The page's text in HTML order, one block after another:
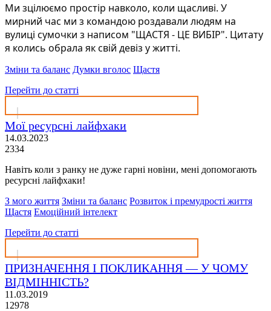
Ми зцілюємо простір навколо, коли щасливі. У
мирний час ми з командою роздавали людям на
вулиці сумочки з написом "ЩАСТЯ - ЦЕ ВИБІР". Цитату
я колись обрала як свій девіз у житті.
Зміни та баланс Думки вголос Щастя
Перейти до статті
Мої ресурсні лайфхаки
14.03.2023
2334
Навіть коли з ранку не дуже гарні новіни, мені допомогають
ресурсні лайфхаки!
З мого життя Зміни та баланс Розвиток і премудрості життя
Щастя Емоційний інтелект
Перейти до статті
ПРИЗНАЧЕННЯ І ПОКЛИКАННЯ — У ЧОМУ
ВІДМІННІСТЬ?
11.03.2019
12978